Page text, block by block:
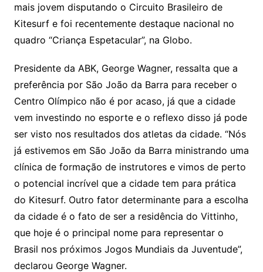
mais jovem disputando o Circuito Brasileiro de
Kitesurf e foi recentemente destaque nacional no
quadro “Criança Espetacular”, na Globo.
Presidente da ABK, George Wagner, ressalta que a
preferência por São João da Barra para receber o
Centro Olímpico não é por acaso, já que a cidade
vem investindo no esporte e o reflexo disso já pode
ser visto nos resultados dos atletas da cidade. “Nós
já estivemos em São João da Barra ministrando uma
clínica de formação de instrutores e vimos de perto
o potencial incrível que a cidade tem para prática
do Kitesurf. Outro fator determinante para a escolha
da cidade é o fato de ser a residência do Vittinho,
que hoje é o principal nome para representar o
Brasil nos próximos Jogos Mundiais da Juventude”,
declarou George Wagner.